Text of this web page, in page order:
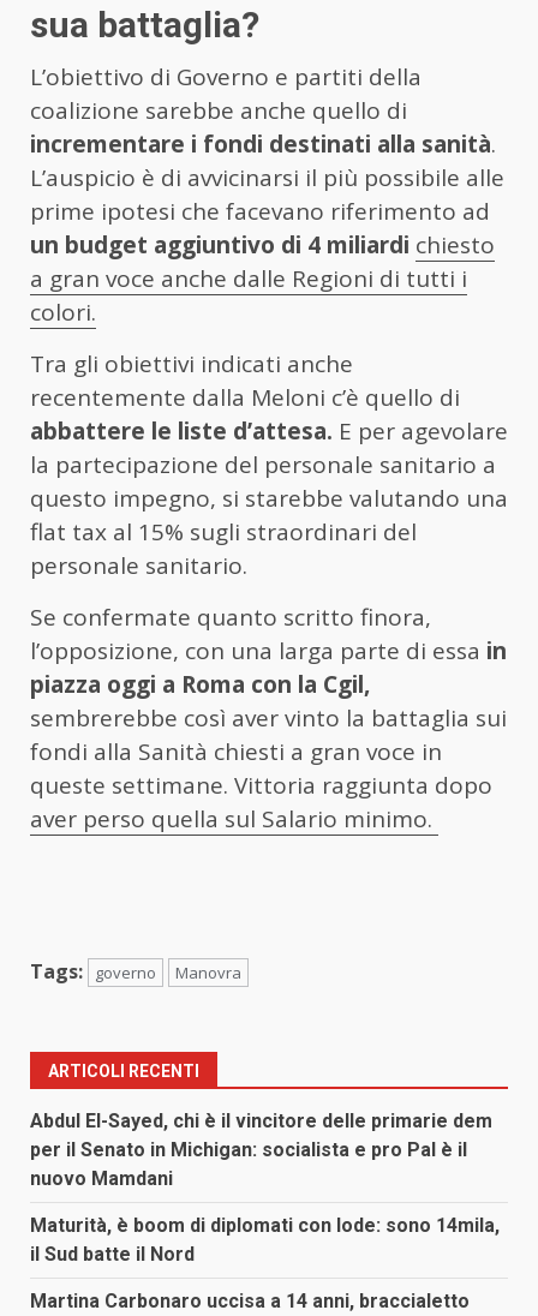
sua battaglia?
L’obiettivo di Governo e partiti della
coalizione sarebbe anche quello di
incrementare i fondi destinati alla sanità.
L’auspicio è di avvicinarsi il più possibile alle
prime ipotesi che facevano riferimento ad
un budget aggiuntivo di 4 miliardi chiesto
a gran voce anche dalle Regioni di tutti i
colori.
Tra gli obiettivi indicati anche
recentemente dalla Meloni c’è quello di
abbattere le liste d’attesa. E per agevolare
la partecipazione del personale sanitario a
questo impegno, si starebbe valutando una
flat tax al 15% sugli straordinari del
personale sanitario.
Se confermate quanto scritto finora,
l’opposizione, con una larga parte di essa in
piazza oggi a Roma con la Cgil,
sembrerebbe così aver vinto la battaglia sui
fondi alla Sanità chiesti a gran voce in
queste settimane. Vittoria raggiunta dopo
aver perso quella sul Salario minimo.
Tags: governo Manovra
ARTICOLI RECENTI
Abdul El-Sayed, chi è il vincitore delle primarie dem
per il Senato in Michigan: socialista e pro Pal è il
nuovo Mamdani
Maturità, è boom di diplomati con lode: sono 14mila,
il Sud batte il Nord
Martina Carbonaro uccisa a 14 anni, braccialetto